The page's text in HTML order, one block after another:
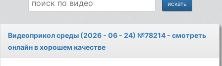
Видеоприкол среды (2026 - 06 - 24) №78214 - смотреть
онлайн в хорошем качестве